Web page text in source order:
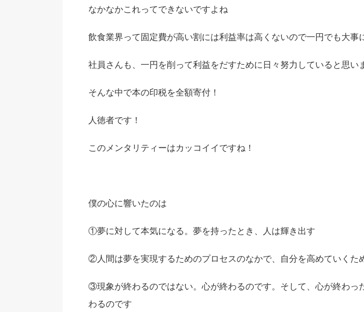
なかなかこれってできないですよね
飲食業界って固定費が高い割には利益率は高くないので一円でも大事
社員さんも、一円を削って利益をだすために日々努力していると思い
そんな中で本の印税を全額寄付！
人徳者です！
このメンタリティーはカッコイイですね！
僕の心に響いたのは
①夢に対して本気になる。夢を持ったとき、人は輝き出す
②人間は夢を実現するためのプロセスのなかで、自分を高めていくた
③現象が終わるのではない。心が終わるのです。そして、心が終わっ
わるのです